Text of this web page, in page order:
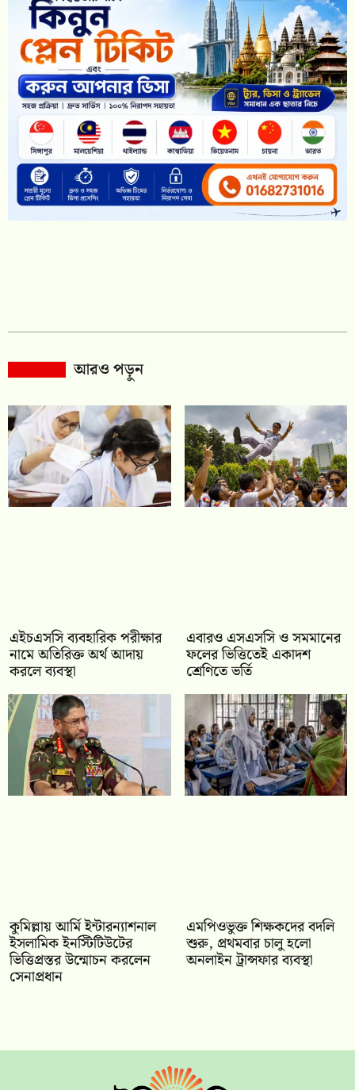
আরও পড়ুন
এইচএসসি ব্যবহারিক পরীক্ষার
নামে অতিরিক্ত অর্থ আদায়
করলে ব্যবস্থা
‎এবারও এসএসসি ও সমমানের
ফলের ভিত্তিতেই একাদশ
শ্রেণিতে ভর্তি
কুমিল্লায় আর্মি ইন্টারন্যাশনাল
ইসলামিক ইনস্টিটিউটের
ভিত্তিপ্রস্তর উন্মোচন করলেন
সেনাপ্রধান
এমপিওভুক্ত শিক্ষকদের বদলি
শুরু, প্রথমবার চালু হলো
অনলাইন ট্রান্সফার ব্যবস্থা